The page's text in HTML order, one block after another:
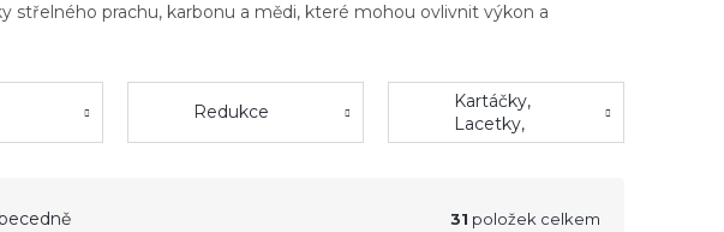
střelného prachu, karbonu a mědi, které mohou ovlivnit výkon a
Redukce
Kartáčky,
Lacetky,
Patche, Trny
31 položek celkem